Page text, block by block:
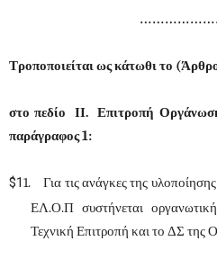
Τροποποιείται ως κάτωθι το
στο πεδίο ΙΙ. Επιτροπή
παράγραφος 1:
$11.
Για τις ανάγκες της
ΕΛ.Ο.Π συστήνεται
Τεχνική Επιτροπή και το ΔΣ της